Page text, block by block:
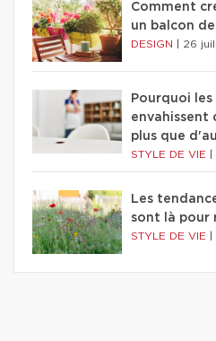
Comment
un balcon
DESIGN 26
Pourquoi les
envahissent
plus que
STYLE DE VIE
Les
sont là pour
STYLE DE VIE